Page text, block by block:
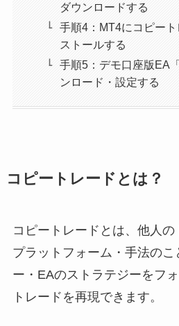
ダウンロードする
手順4：MT4にコピー
ストールする
手順5：デモ口座版EA
ンロード・設定する
コピートレードとは？
コピートレードとは、他人
プラットフォーム・手法の
ー・EAのストラテジーをフ
トレードを再現できます。